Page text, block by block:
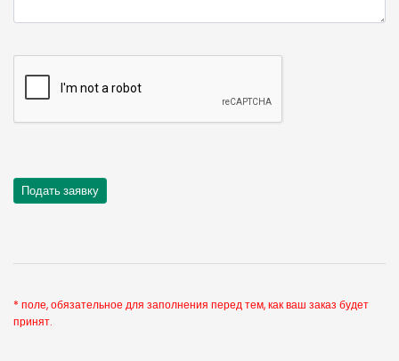
* поле, обязательное для заполнения перед тем, как ваш заказ будет
принят.